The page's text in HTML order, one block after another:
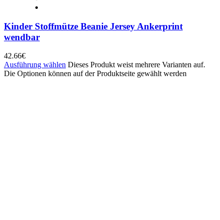
Kinder Stoffmütze Beanie Jersey Ankerprint
wendbar
42.66€
Ausführung wählen Dieses Produkt weist mehrere Varianten auf.
Die Optionen können auf der Produktseite gewählt werden